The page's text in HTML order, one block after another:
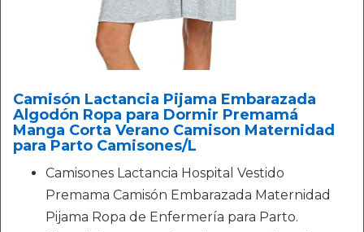
Camisón Lactancia Pijama Embarazada
Algodón Ropa para Dormir Premamá
Manga Corta Verano Camison Maternidad
para Parto Camisones/L
Camisones Lactancia Hospital Vestido
Premama Camisón Embarazada Maternidad
Pijama Ropa de Enfermería para Parto.